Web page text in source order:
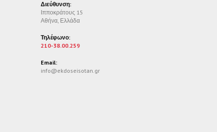
Διεύθυνση:
Ιπποκράτους 15
Αθήνα, Ελλάδα
Τηλέφωνο:
210-38.00.259
Email:
info@ekdoseisotan.gr